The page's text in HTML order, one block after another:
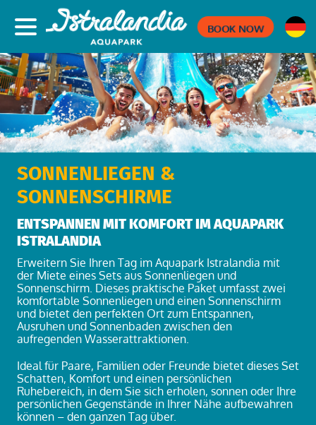
BOOK NOW
SONNENLIEGEN &
SONNENSCHIRME
ENTSPANNEN MIT KOMFORT IM AQUAPARK
ISTRALANDIA
Erweitern Sie Ihren Tag im Aquapark Istralandia mit
der Miete eines Sets aus Sonnenliegen und
Sonnenschirm. Dieses praktische Paket umfasst zwei
komfortable Sonnenliegen und einen Sonnenschirm
und bietet den perfekten Ort zum Entspannen,
Ausruhen und Sonnenbaden zwischen den
aufregenden Wasserattraktionen.
Ideal für Paare, Familien oder Freunde bietet dieses Set
Schatten, Komfort und einen persönlichen
Ruhebereich, in dem Sie sich erholen, sonnen oder Ihre
persönlichen Gegenstände in Ihrer Nähe aufbewahren
können – den ganzen Tag über.